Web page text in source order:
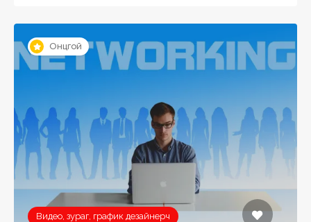
Онцгой
Видео, зураг, график дезайнерч